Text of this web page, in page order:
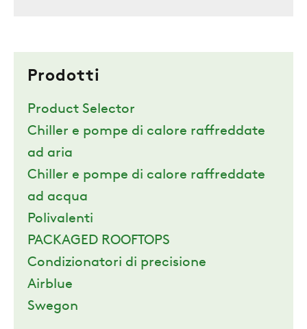
Prodotti
Product Selector
Chiller e pompe di calore raffreddate
ad aria
Chiller e pompe di calore raffreddate
ad acqua
Polivalenti
PACKAGED ROOFTOPS
Condizionatori di precisione
Airblue
Swegon